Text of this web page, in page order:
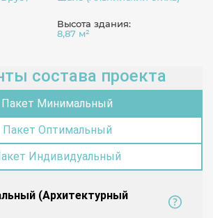
Высота здания:
8,87 м²
состава проекта
Пакет Минимальный
Пакет Оптимальный
Индивидуальный
(Архитектурный